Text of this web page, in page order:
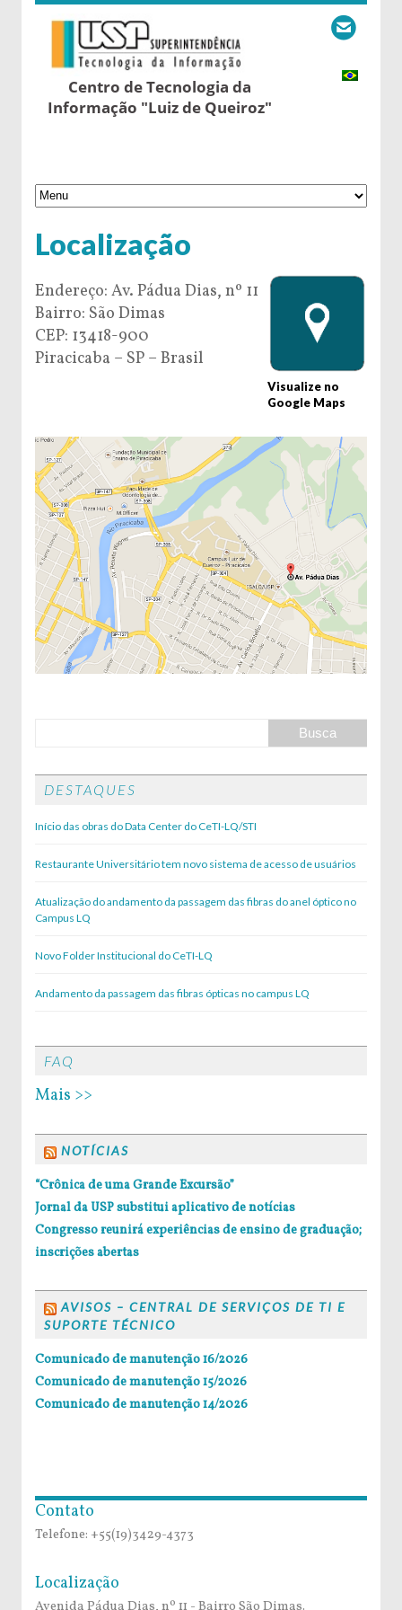
Centro de Tecnologia da
Informação "Luiz de Queiroz"
Localização
Endereço: Av. Pádua Dias, nº 11
Bairro: São Dimas
CEP: 13418-900
Piracicaba – SP – Brasil
Visualize no
Google Maps
DESTAQUES
Início das obras do Data Center do CeTI-LQ/STI
Restaurante Universitário tem novo sistema de acesso de usuários
Atualização do andamento da passagem das fibras do anel óptico no
Campus LQ
Novo Folder Institucional do CeTI-LQ
Andamento da passagem das fibras ópticas no campus LQ
FAQ
Mais >>
NOTÍCIAS
“Crônica de uma Grande Excursão”
Jornal da USP substitui aplicativo de notícias
Congresso reunirá experiências de ensino de graduação;
inscrições abertas
AVISOS – CENTRAL DE SERVIÇOS DE TI E
SUPORTE TÉCNICO
Comunicado de manutenção 16/2026
Comunicado de manutenção 15/2026
Comunicado de manutenção 14/2026
Contato
Telefone: +55(19)3429-4373
Localização
Avenida Pádua Dias, nº 11 - Bairro São Dimas.